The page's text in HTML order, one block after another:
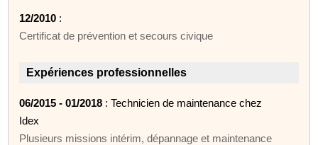
12/2010 :
Certificat de prévention et secours civique
Expériences professionnelles
06/2015 - 01/2018 : Technicien de maintenance chez
Idex
Plusieurs missions intérim, dépannage et maintenance